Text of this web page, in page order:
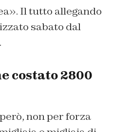
Il tutto allegando
sabato dal
costato 2800
non per forza